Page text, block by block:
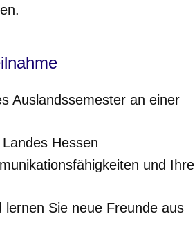
Auslandssemester an einer
Hessen
und Ihre
Sie neue Freunde aus